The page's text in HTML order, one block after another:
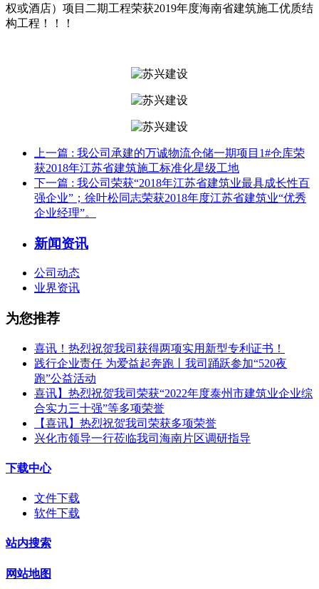
权或酒店）项目二期工程荣获2019年度海南省建筑施工优质结
构工程！！！
上一篇 : 我公司承建的万诚物流仓储一期项目1#仓库荣
获2018年江苏省建筑施工标准化星级工地
下一篇 : 我公司荣获“2018年江苏省建筑业最具成长性百
强企业”；徐叶松同志荣获2018年度江苏省建筑业“优秀
企业经理”。
新闻资讯
公司动态
业界资讯
为您推荐
喜讯！热烈祝贺我司获得两项实用新型专利证书！
践行企业责任 为爱益起奔跑丨我司踊跃参加“520夜
跑”公益活动
喜讯】热烈祝贺我司荣获“2022年度泰州市建筑业企业综
合实力三十强”等多项荣誉
【喜讯】热烈祝贺我司荣获多项荣誉​
兴化市领导一行莅临我司海南片区调研指导
下载中心
文件下载
软件下载
站内搜索
网站地图